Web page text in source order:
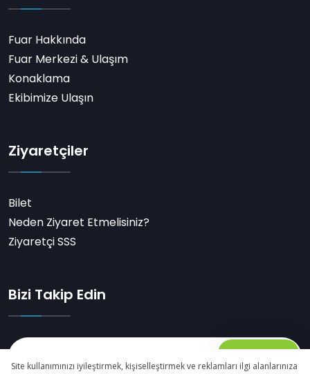
Fuar Hakkında
Fuar Merkezi & Ulaşım
Konaklama
Ekibimize Ulaşın
Ziyaretçiler
Bilet
Neden Ziyaret Etmelisiniz?
Ziyaretçi SSS
Bizi Takip Edin